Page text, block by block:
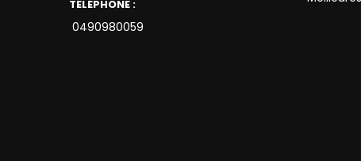
TÉLÉPHONE :
0490980059